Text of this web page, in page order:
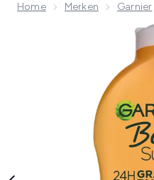
Home Merken Garnier
Now showing image 1